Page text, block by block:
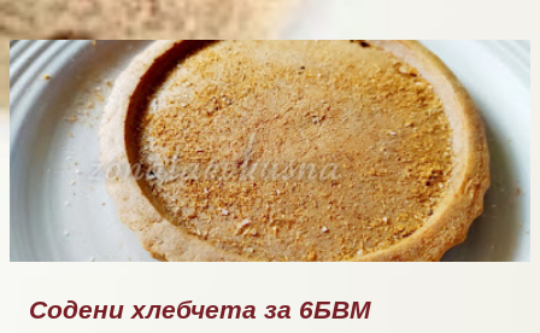
Содени хлебчета за 6БВМ